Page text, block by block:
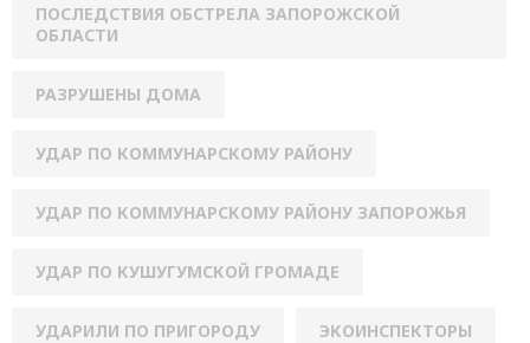
ПОСЛЕДСТВИЯ ОБСТРЕЛА ЗАПОРОЖСКОЙ
ОБЛАСТИ
РАЗРУШЕНЫ ДОМА
УДАР ПО КОММУНАРСКОМУ РАЙОНУ
УДАР ПО КОММУНАРСКОМУ РАЙОНУ ЗАПОРОЖЬЯ
УДАР ПО КУШУГУМСКОЙ ГРОМАДЕ
УДАРИЛИ ПО ПРИГОРОДУ ЭКОИНСПЕКТОРЫ